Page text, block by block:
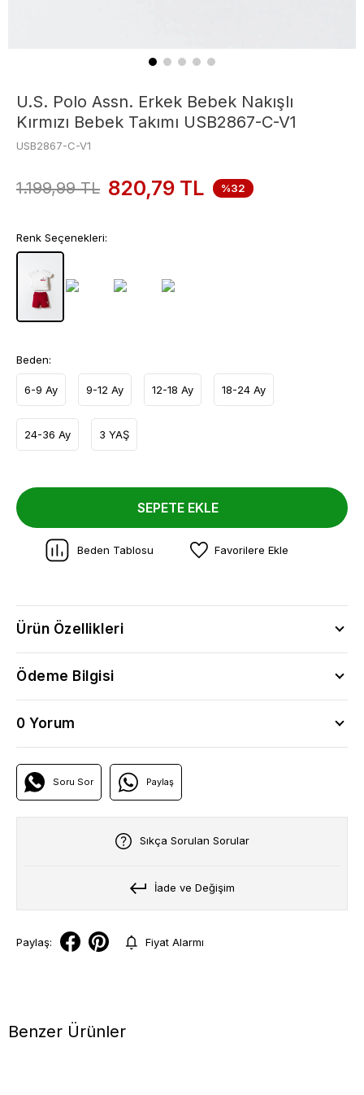
U.S. Polo Assn. Erkek Bebek Nakışlı
Kırmızı Bebek Takımı USB2867-C-V1
USB2867-C-V1
1.199,99TL 820,79 TL %32
Renk Seçenekleri:
Beden:
6-9 Ay 9-12 Ay 12-18 Ay 18-24 Ay
24-36 Ay 3 YAŞ
SEPETE EKLE
Beden Tablosu Favorilere Ekle
Ürün Özellikleri
Ödeme Bilgisi
0 Yorum
Soru Sor Paylaş
Sıkça Sorulan Sorular
İade ve Değişim
Paylaş: Fiyat Alarmı
Benzer Ürünler